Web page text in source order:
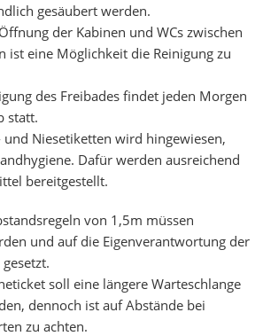
gesäubert werden.
der Kabinen und WCs zwischen
ist eine Möglichkeit die Reinigung zu
des Freibades findet jeden Morgen
statt.
Niesetiketten wird hingewiesen,
Dafür werden ausreichend
bereitgestellt.
von 1,5m müssen
und auf die Eigenverantwortung der
soll eine längere Warteschlange
dennoch ist auf Abstände bei
zu achten.